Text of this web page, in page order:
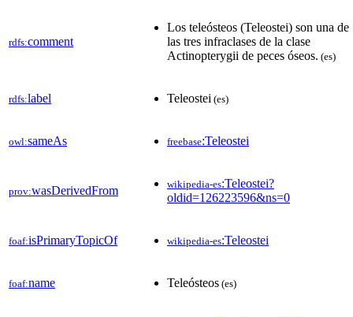
rdfs:comment
Los teleósteos (Teleostei) son una de
las tres infraclases de la clase
Actinopterygii de peces óseos. (es)
rdfs:label Teleostei (es)
owl:sameAs freebase:Teleostei
prov:wasDerivedFrom wikipedia-es:Teleostei?
oldid=126223596&ns=0
foaf:isPrimaryTopicOf wikipedia-es:Teleostei
foaf:name Teleósteos (es)